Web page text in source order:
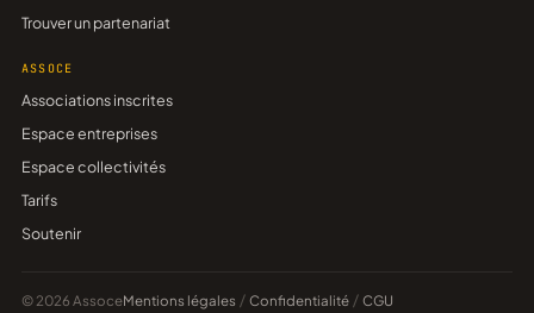
Trouver un partenariat
ASSOCE
Associations inscrites
Espace entreprises
Espace collectivités
Tarifs
Soutenir
© 2026 AssoceMentions légales / Confidentialité / CGU